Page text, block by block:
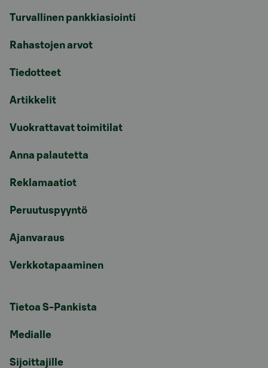
Turvallinen pankkiasiointi
Rahastojen arvot
Tiedotteet
Artikkelit
Vuokrattavat toimitilat
Anna palautetta
Reklamaatiot
Peruutuspyyntö
Ajanvaraus
Verkkotapaaminen
Tietoa S-Pankista
Medialle
Sijoittajille